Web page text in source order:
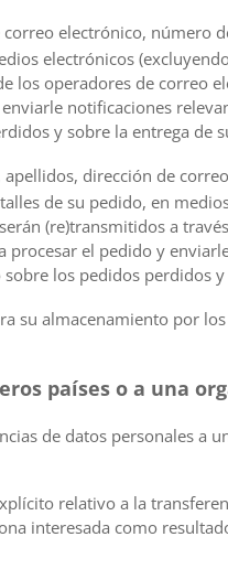
electrónico, número
electrónicos
los operadores de correo
notificaciones
y sobre la entrega de
apellidos, dirección de
de su pedido, en
(re)transmitidos a
el pedido y
los pedidos perdidos
su almacenamiento por
países o a una
de datos personales a
relativo a la
interesada como